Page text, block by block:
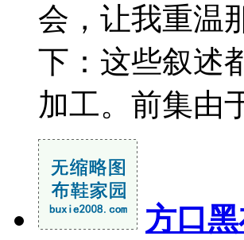
会，让我重温
下：这些叙述
加工。前集由
方口